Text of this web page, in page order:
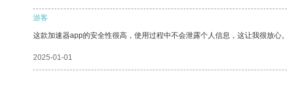
游客
这款加速器app的安全性很高，使用过程中不会泄露个人信息，这让我很放心
2025-01-01